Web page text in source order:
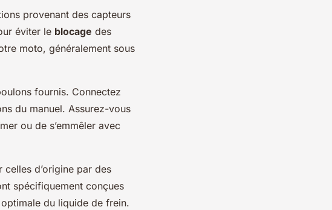
provenant des capteurs
éviter le blocage des
moto, généralement sous
fournis. Connectez
du manuel. Assurez-vous
ou de s’emmêler avec
d’origine par des
spécifiquement conçues
du liquide de frein.